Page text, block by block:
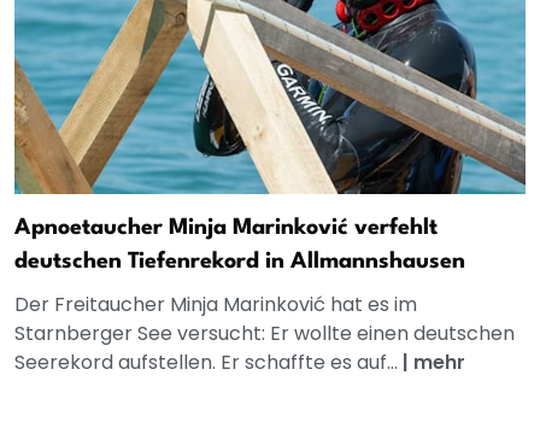
Apnoetaucher Minja Marinković verfehlt
deutschen Tiefenrekord in Allmannshausen
Der Freitaucher Minja Marinković hat es im
Starnberger See versucht: Er wollte einen deutschen
Seerekord aufstellen. Er schaffte es auf... | mehr